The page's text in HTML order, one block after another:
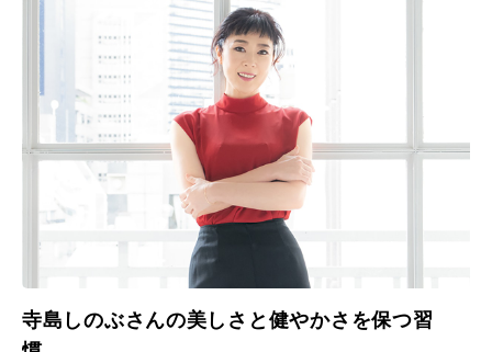
寺島しのぶさんの美しさと健やかさを保つ習